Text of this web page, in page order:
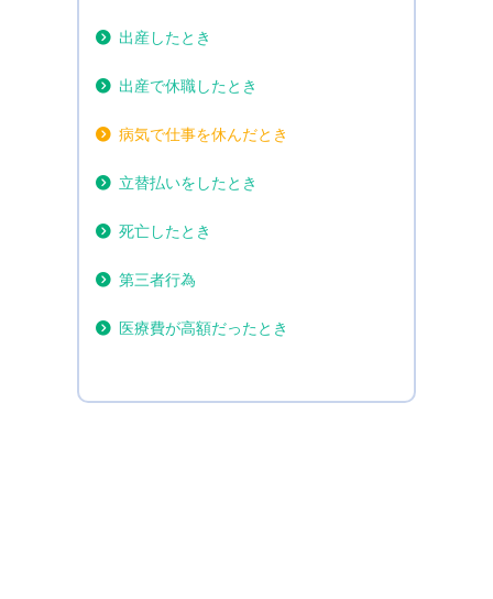
出産したとき
出産で休職したとき
病気で仕事を休んだとき
立替払いをしたとき
死亡したとき
第三者行為
医療費が高額だったとき